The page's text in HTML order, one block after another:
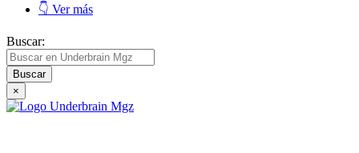
👇 Ver más
Buscar:
×